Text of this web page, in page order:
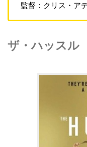
監督：クリス・ア
ザ・ハッスル